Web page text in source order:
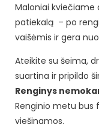
Maloniai kviečiame
patiekalą – po
vaišėmis ir gera
Ateikite su šeima,
suartina ir pripildo
Renginys
Renginio metu bus
viešinamos.